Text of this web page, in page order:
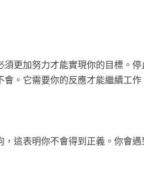
更加努力才能實現你的目標。
。它需要你的反應才能繼續工作
這表明你不會得到正義。你會